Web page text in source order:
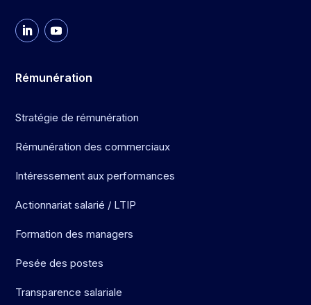
Rémunération
Stratégie de rémunération
Rémunération des commerciaux
Intéressement aux performances
Actionnariat salarié / LTIP
Formation des managers
Pesée des postes
Transparence salariale